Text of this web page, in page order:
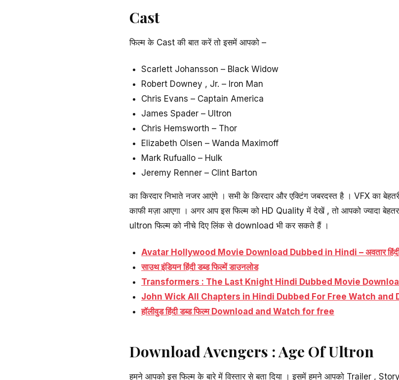
Cast
फिल्म के Cast की बात करें तो इसमें आपको –
Scarlett Johansson – Black Widow
Robert Downey , Jr. – Iron Man
Chris Evans – Captain America
James Spader – Ultron
Chris Hemsworth – Thor
Elizabeth Olsen – Wanda Maximoff
Mark Rufuallo – Hulk
Jeremy Renner – Clint Barton
का किरदार निभाते नजर आएंगे । सभी के किरदार और एक्टिंग जबरदस्त है । VFX का
काफी मज़ा आएगा । अगर आप इस फिल्म को HD Quality में देखें , तो आपको ज्यादा
ultron फिल्म को नीचे दिए लिंक से download भी कर सकते हैं ।
Avatar Hollywood Movie Download Dubbed in Hindi – अवतार
साउथ इंडियन हिंदी डब्ड फिल्में डाउनलोड
Transformers : The Last Knight Hindi Dubbed Movie
John Wick All Chapters in Hindi Dubbed For Free Watch and
हॉलीवुड हिंदी डब्ड फिल्म Download and Watch for free
Download Avengers : Age Of Ultron
हमने आपको इस फिल्म के बारे में विस्तार से बता दिया । इसमें हमने आपको Trailer ,